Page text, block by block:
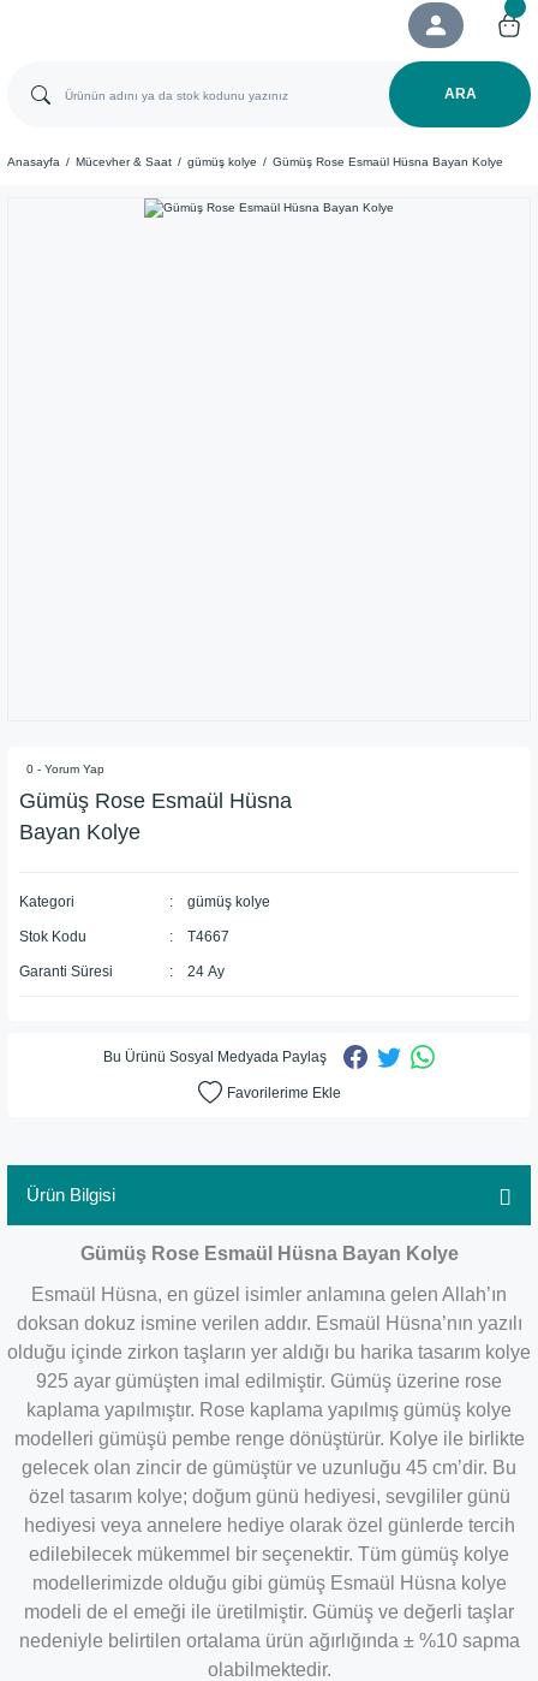
ARA
Anasayfa Mücevher & Saat gümüş kolye Gümüş Rose Esmaül Hüsna Bayan Kolye
0 - Yorum Yap
Gümüş Rose Esmaül Hüsna
Bayan Kolye
Kategori gümüş kolye
Stok Kodu T4667
Garanti Süresi 24 Ay
Bu Ürünü Sosyal Medyada Paylaş
Ürün Bilgisi
Gümüş Rose Esmaül Hüsna Bayan Kolye
Esmaül Hüsna, en güzel isimler anlamına gelen Allah’ın
doksan dokuz ismine verilen addır. Esmaül Hüsna’nın yazılı
olduğu içinde zirkon taşların yer aldığı bu harika tasarım kolye
925 ayar gümüşten imal edilmiştir. Gümüş üzerine rose
kaplama yapılmıştır. Rose kaplama yapılmış gümüş kolye
modelleri gümüşü pembe renge dönüştürür. Kolye ile birlikte
gelecek olan zincir de gümüştür ve uzunluğu 45 cm’dir. Bu
özel tasarım kolye; doğum günü hediyesi, sevgililer günü
hediyesi veya annelere hediye olarak özel günlerde tercih
edilebilecek mükemmel bir seçenektir. Tüm gümüş kolye
modellerimizde olduğu gibi gümüş Esmaül Hüsna kolye
modeli de el emeği ile üretilmiştir. Gümüş ve değerli taşlar
nedeniyle belirtilen ortalama ürün ağırlığında ± %10 sapma
olabilmektedir.